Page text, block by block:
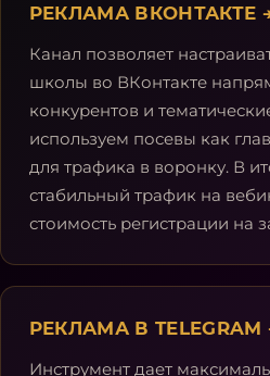
РЕКЛАМА ВКОНТАКТЕ
Канал позволяет
школы во ВКонтакте
конкурентов и
используем посевы как
для трафика в воронку. В
стабильный трафик на
стоимость регистрации на
РЕКЛАМА В TELEGRAM
Инструмент дает